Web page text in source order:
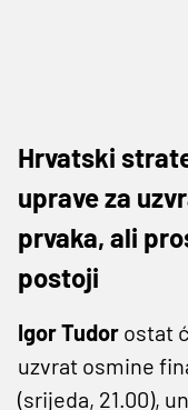
Hrvatski
uprave za
prvaka, ali
postoji
Igor Tudor ostat
uzvrat osmine
(srijeda, 21.00),